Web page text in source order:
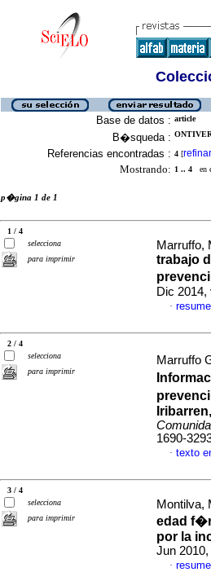
Base de datos : article
B�squeda :
Referencias encontradas : 4 [refinar
Mostrando: 1 .. 4 en
p�gina 1 de 1
1 / 4
selecciona
para imprimir
Marruffo,
trabajo
Dic 2014,
·
2 / 4
selecciona
para imprimir
Marruffo
1690-
· texto
3 / 4
selecciona
para imprimir
Montilva,
edad
por la
Jun
·